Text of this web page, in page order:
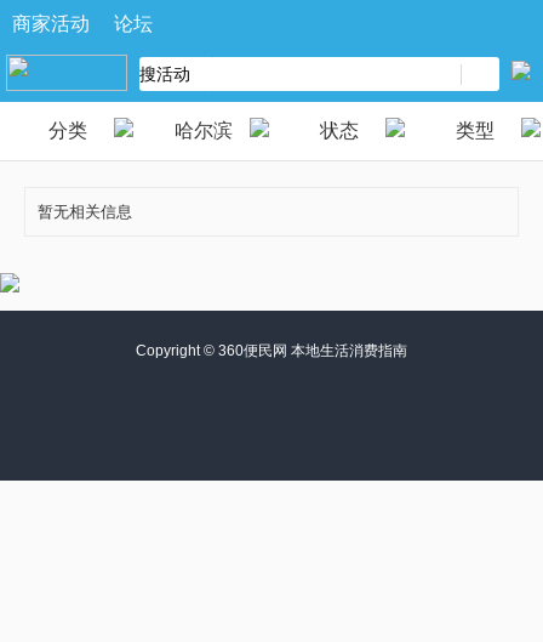
商家活动 论坛
分类 哈尔滨 状态 类型
暂无相关信息
Copyright © 360便民网 本地生活消费指南